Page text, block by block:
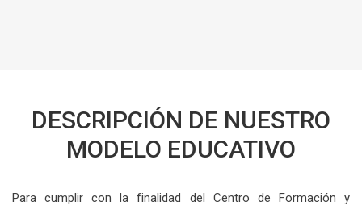
DESCRIPCIÓN DE NUESTRO
MODELO EDUCATIVO
Para cumplir con la finalidad del Centro de Formación y